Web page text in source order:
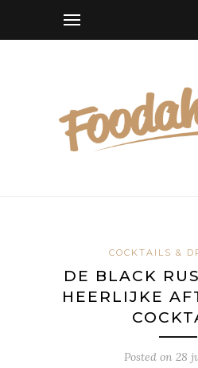
COCKTAILS &
DE BLACK
HEERLIJKE
Posted on 28